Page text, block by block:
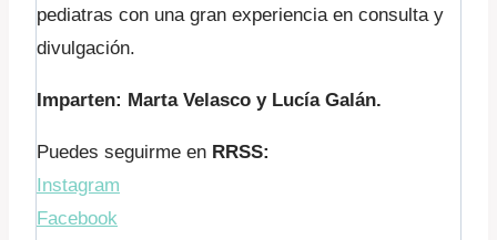
pediatras con una gran experiencia en consulta y
divulgación.
Imparten: Marta Velasco y Lucía Galán.
Puedes seguirme en RRSS:
Instagram
Facebook